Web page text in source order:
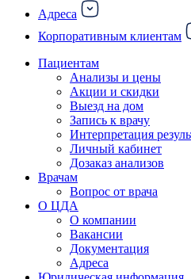
Адреса
Корпоративным клиентам
Пациентам
Анализы и цены
Акции и скидки
Выезд на дом
Запись к врачу
Интерпретация
Личный кабинет
Дозаказ анализов
Врачам
Вопрос от врача
О ЦДА
О компании
Вакансии
Документация
Адреса